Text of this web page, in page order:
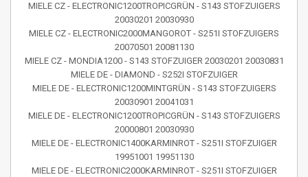
MIELE CZ - ELECTRONIC1200TROPICGRÜN - S143 STOFZUIGERS
20030201 20030930
MIELE CZ - ELECTRONIC2000MANGOROT - S251I STOFZUIGERS
20070501 20081130
MIELE CZ - MONDIA1200 - S143 STOFZUIGER 20030201 20030831
MIELE DE - DIAMOND - S252I STOFZUIGER
MIELE DE - ELECTRONIC1200MINTGRÜN - S143 STOFZUIGERS
20030901 20041031
MIELE DE - ELECTRONIC1200TROPICGRÜN - S143 STOFZUIGERS
20000801 20030930
MIELE DE - ELECTRONIC1400KARMINROT - S251I STOFZUIGER
19951001 19951130
MIELE DE - ELECTRONIC2000KARMINROT - S251I STOFZUIGER